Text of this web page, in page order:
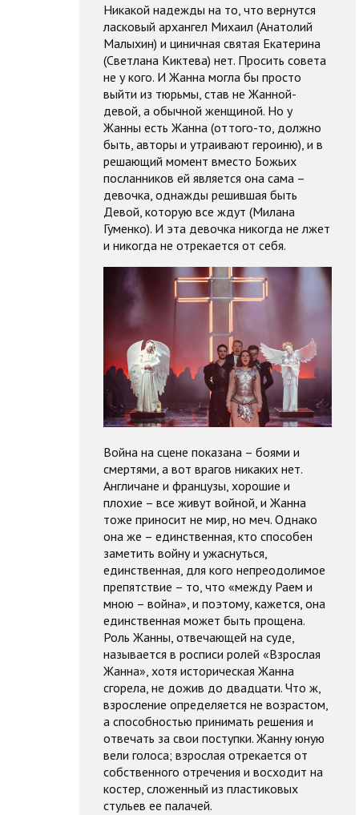
Никакой надежды на то, что вернутся
ласковый архангел Михаил (Анатолий
Малыхин) и циничная святая Екатерина
(Светлана Киктева) нет. Просить совета
не у кого. И Жанна могла бы просто
выйти из тюрьмы, став не Жанной-
девой, а обычной женщиной. Но у
Жанны есть Жанна (оттого-то, должно
быть, авторы и утраивают героиню), и в
решающий момент вместо Божьих
посланников ей является она сама –
девочка, однажды решившая быть
Девой, которую все ждут (Милана
Гуменко). И эта девочка никогда не лжет
и никогда не отрекается от себя.
Война на сцене показана – боями и
смертями, а вот врагов никаких нет.
Англичане и французы, хорошие и
плохие – все живут войной, и Жанна
тоже приносит не мир, но меч. Однако
она же – единственная, кто способен
заметить войну и ужаснуться,
единственная, для кого непреодолимое
препятствие – то, что «между Раем и
мною – война», и поэтому, кажется, она
единственная может быть прощена.
Роль Жанны, отвечающей на суде,
называется в росписи ролей «Взрослая
Жанна», хотя историческая Жанна
сгорела, не дожив до двадцати. Что ж,
взросление определяется не возрастом,
а способностью принимать решения и
отвечать за свои поступки. Жанну юную
вели голоса; взрослая отрекается от
собственного отречения и восходит на
костер, сложенный из пластиковых
стульев ее палачей.